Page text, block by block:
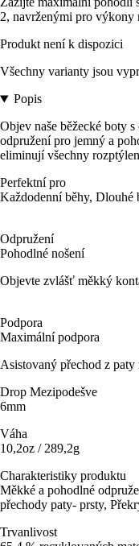
2, navrženými pro výkony
Produkt není k dispozici
Všechny varianty jsou
Popis
Objev naše běžecké boty
odpružení pro jemný a
eliminují všechny
Perfektní pro
Každodenní běhy, Dlouhé
Odpružení
Pohodlné nošení
Objevte zvlášť měkký
Podpora
Maximální podpora
Asistovaný přechod z
Drop Mezipodešve
6mm
Váha
10,2oz / 289,2g
Charakteristiky produktu
Měkké a pohodlné
přechody paty- prsty,
Trvanlivost